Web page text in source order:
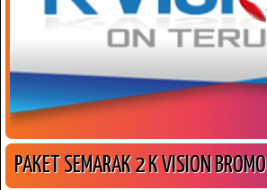
PAKET SEMARAK 2 K VISION BROMO